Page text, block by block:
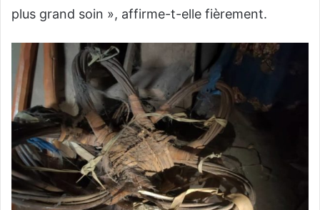
plus grand soin », affirme-t-elle fièrement.